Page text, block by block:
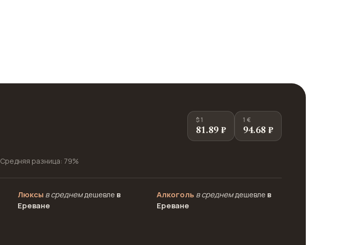
$ 1
81.89 ₽
1 €
94.68 ₽
Средняя разница: 79%
Люксы в среднемдешевле в
Ереване
Алкоголь в среднемдешевле в
Ереване